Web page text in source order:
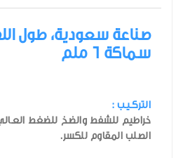
سماكة 6 ملم
التركـيـب :
الصلب المقاوم للكسر.